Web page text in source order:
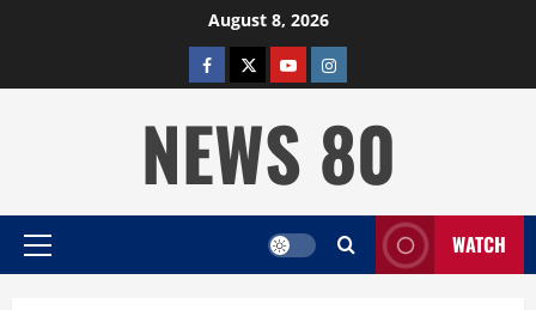
August 8, 2026
facebooktwitterYOUTUBE
instagram
NEWS 80
Primary
WATCH